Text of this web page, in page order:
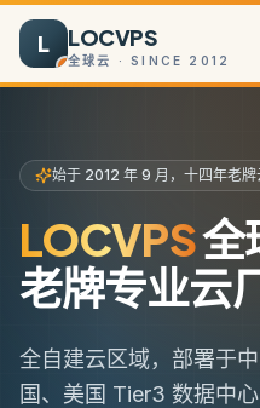
L LOCVPS
全球云 · SINCE 2012
始于 2012 年 9 月， 十四年老牌
LOCVPS全
老牌专业云
全自建云区域，部署于
国、美国 Tier3 数据中